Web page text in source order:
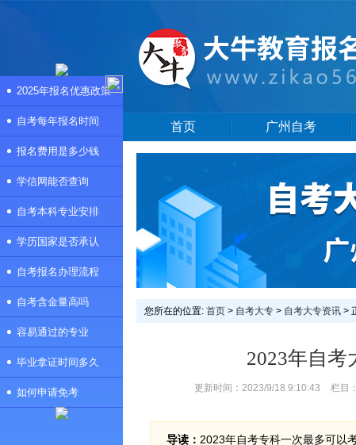
首页 广州自考
您所在的位置: 首页 > 自考大专 > 自考大专资讯 >
2023年自考
更新时间：2023/9/18 9:10:43 栏目：
导读： 2023年自考专科一次最多可以
2025年报名优惠政策
自考每年报名时间
报名费用是多少钱
学信网能否查询
自考本科专业安排
学历国家是否承认
自考报名办理流程
自考含金量高吗
容易通过的专业
毕业拿证时间多久
如何申请免考